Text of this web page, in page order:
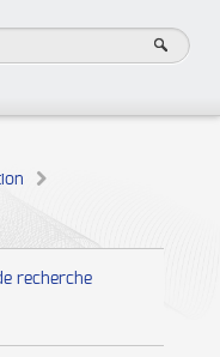
recherche